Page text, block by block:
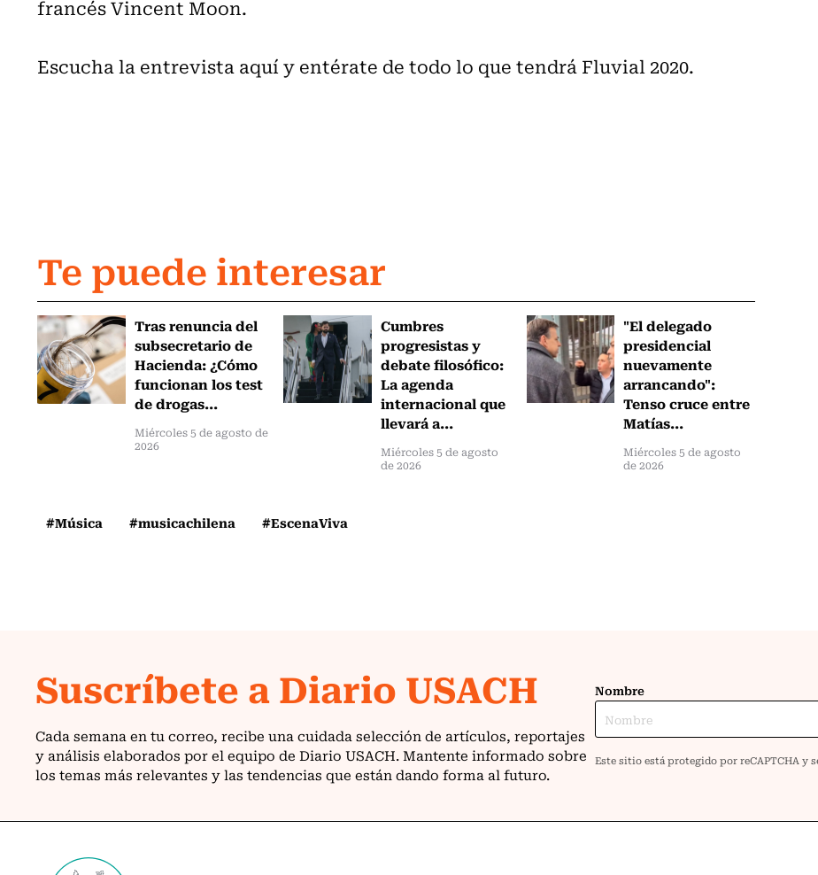
francés Vincent Moon.
Escucha la entrevista aquí y entérate de todo lo que tendrá Fluvial 2020.
Te puede interesar
Tras renuncia del
subsecretario de
Hacienda: ¿Cómo
funcionan los test
de drogas...
Miércoles 5 de agosto de
2026
Cumbres
progresistas y
debate filosófico:
La agenda
internacional que
llevará a...
Miércoles 5 de agosto
de 2026
"El delegado
presidencial
nuevamente
arrancando":
Tenso cruce entre
Matías...
Miércoles 5 de agosto
de 2026
#Música #musicachilena #EscenaViva